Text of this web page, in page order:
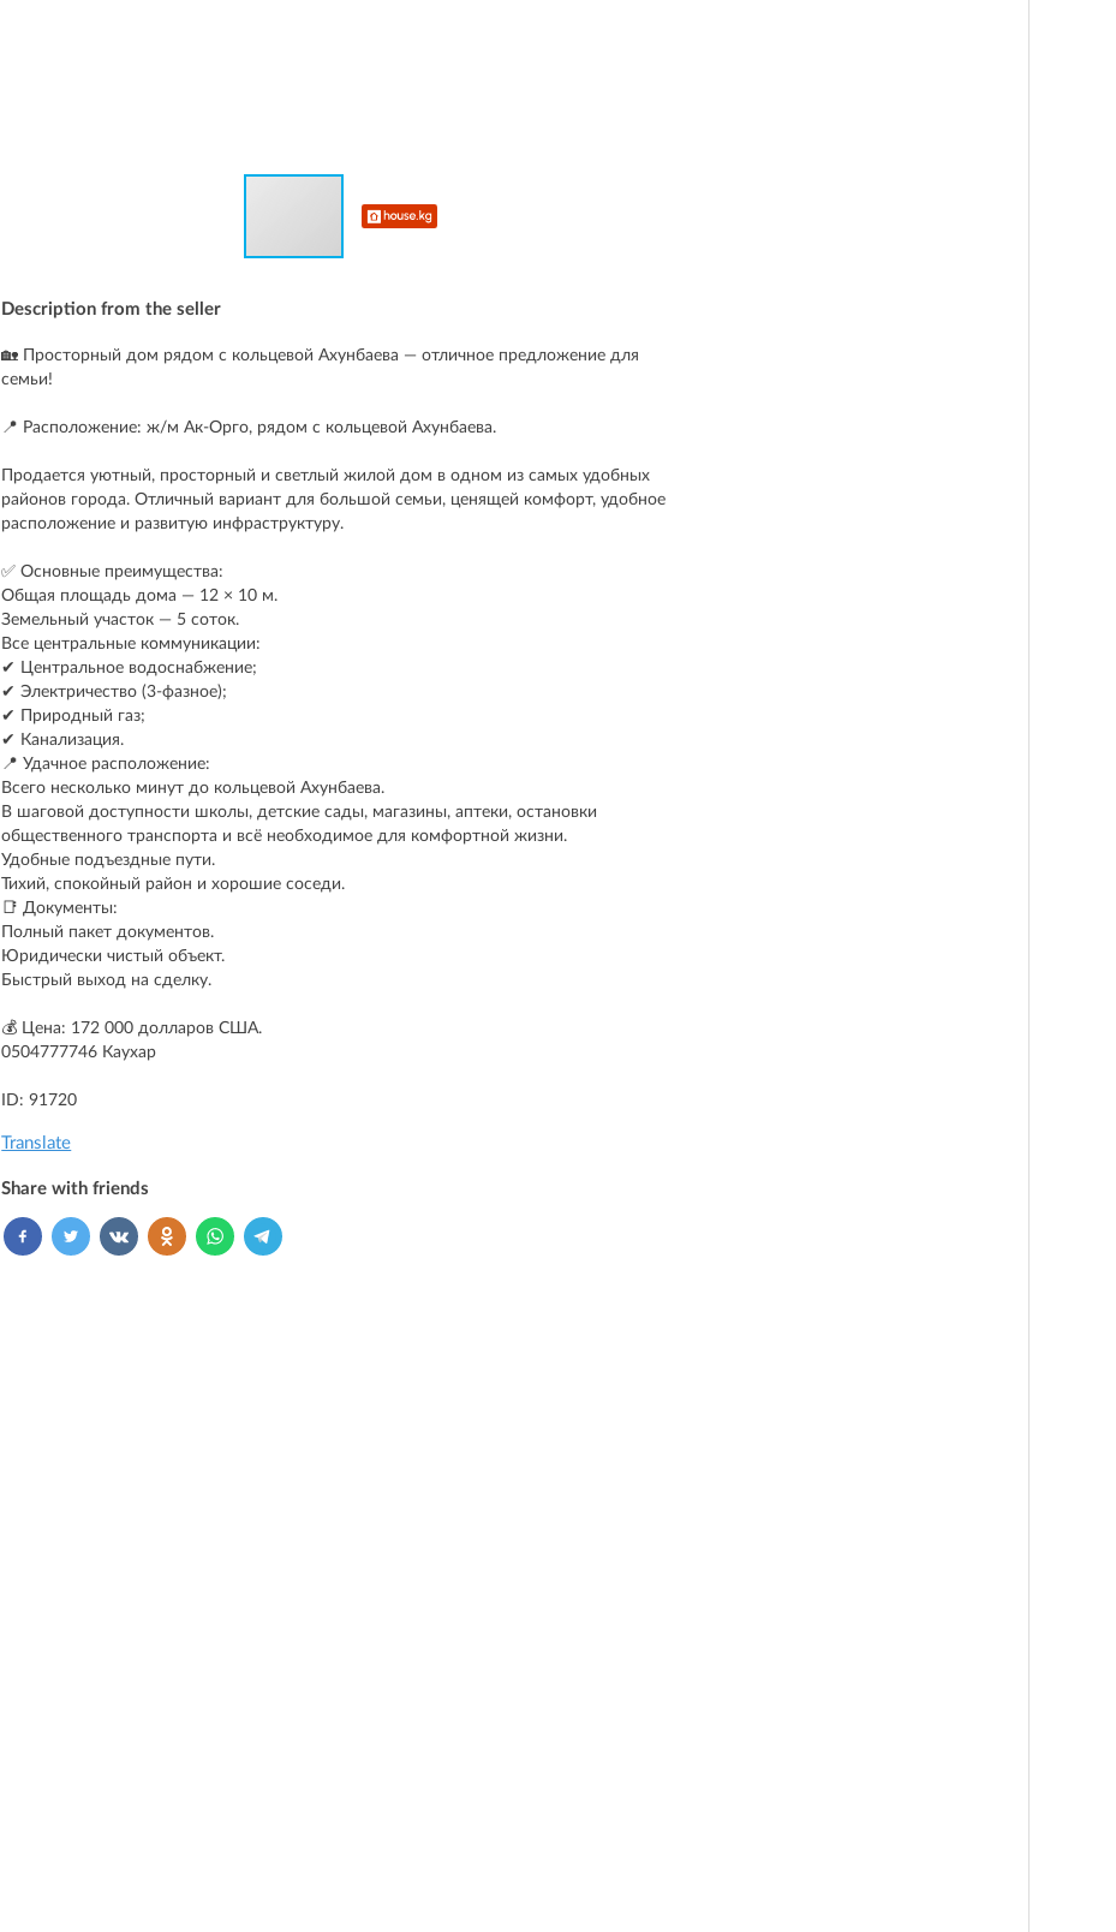
Description from the seller
🏡 Просторный дом рядом с кольцевой Ахунбаева — отличное предложение для
семьи!
📍 Расположение: ж/м Ак-Орго, рядом с кольцевой Ахунбаева.
Продается уютный, просторный и светлый жилой дом в одном из самых удобных
районов города. Отличный вариант для большой семьи, ценящей комфорт, удобное
расположение и развитую инфраструктуру.
✅ Основные преимущества:
Общая площадь дома — 12 × 10 м.
Земельный участок — 5 соток.
Все центральные коммуникации:
✔ Центральное водоснабжение;
✔ Электричество (3-фазное);
✔ Природный газ;
✔ Канализация.
📍 Удачное расположение:
Всего несколько минут до кольцевой Ахунбаева.
В шаговой доступности школы, детские сады, магазины, аптеки, остановки
общественного транспорта и всё необходимое для комфортной жизни.
Удобные подъездные пути.
Тихий, спокойный район и хорошие соседи.
📑 Документы:
Полный пакет документов.
Юридически чистый объект.
Быстрый выход на сделку.
💰 Цена: 172 000 долларов США.
0504777746 Каухар
ID: 91720
Translate
Share with friends